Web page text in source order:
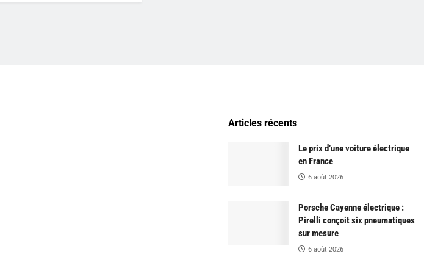
Articles récents
Le prix d’une voiture électrique
en France
6 août 2026
Porsche Cayenne électrique :
Pirelli conçoit six pneumatiques
sur mesure
6 août 2026